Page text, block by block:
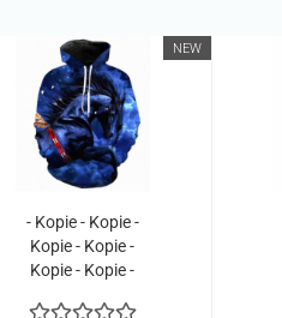
NEW
- Kopie - Kopie -
Kopie - Kopie -
Kopie - Kopie -